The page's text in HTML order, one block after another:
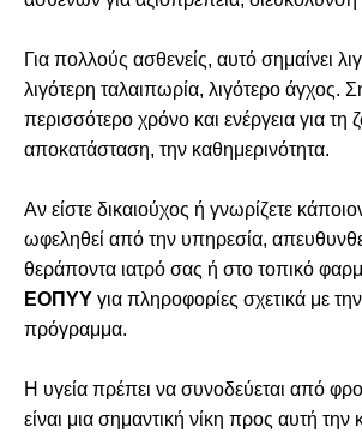
Για πολλούς ασθενείς, αυτό σημαίνει
λιγότερη ταλαιπωρία, λιγότερο άγχος.
περισσότερο χρόνο και ενέργεια για τη
αποκατάσταση, την καθημερινότητα.
Αν είστε δικαιούχος ή γνωρίζετε
ωφεληθεί από την υπηρεσία,
θεράποντα ιατρό σας ή στο τοπικό
ΕΟΠΥΥ για πληροφορίες σχετικά με
πρόγραμμα.
Η υγεία πρέπει να συνοδεύεται από
είναι μια σημαντική νίκη προς αυτή την